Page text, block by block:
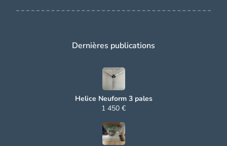
Dernières publications
Helice Neuform 3 pales
1 450 €